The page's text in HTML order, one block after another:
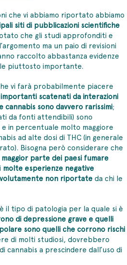
che vi abbiamo riportato abbiamo
siti di pubblicazioni scientifiche
che gli studi approfonditi e
ma un paio di revisioni
raccolto abbastanza evidenze
piuttosto importante.
vi farà probabilmente piacere
scatenati da interazioni
sono davvero rarissimi;
da fonti attendibili) sono
in percentuale molto maggiore
ad alte dosi di THC (in generale
Bisogna però considerare che
parte dei paesi fumare
molte esperienze negative
non riportateda chi le
il tipo di patologia per la quale si è
di depressione grave e quelli
sono quelli che corrono rischi
di molti studiosi, dovrebbero
cannabis a prescindere dall’uso di